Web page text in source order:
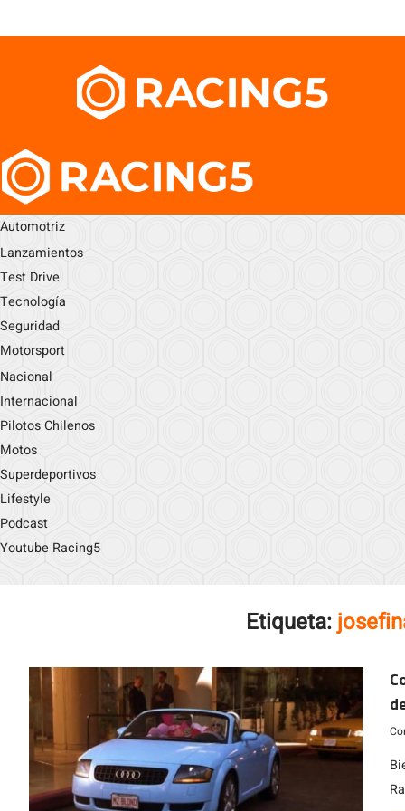
Automotriz
Lanzamientos
Test Drive
Tecnología
Seguridad
Motorsport
Nacional
Internacional
Pilotos Chilenos
Motos
Superdeportivos
Lifestyle
Podcast
Youtube Racing5
Etiqueta: